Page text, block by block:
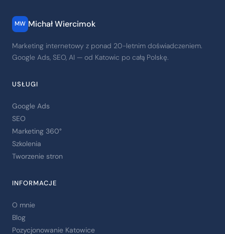
MW Michał Wiercimok
Marketing internetowy z ponad 20-letnim doświadczeniem.
Google Ads, SEO, AI — od Katowic po całą Polskę.
USŁUGI
Google Ads
SEO
Marketing 360°
Szkolenia
Tworzenie stron
INFORMACJE
O mnie
Blog
Pozycjonowanie Katowice